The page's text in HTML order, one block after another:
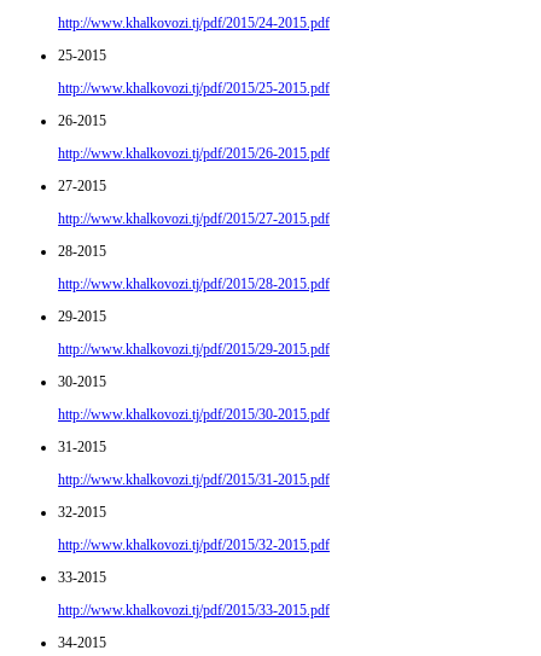
http://www.khalkovozi.tj/pdf/2015/24-2015.pdf
25-2015
http://www.khalkovozi.tj/pdf/2015/25-2015.pdf
26-2015
http://www.khalkovozi.tj/pdf/2015/26-2015.pdf
27-2015
http://www.khalkovozi.tj/pdf/2015/27-2015.pdf
28-2015
http://www.khalkovozi.tj/pdf/2015/28-2015.pdf
29-2015
http://www.khalkovozi.tj/pdf/2015/29-2015.pdf
30-2015
http://www.khalkovozi.tj/pdf/2015/30-2015.pdf
31-2015
http://www.khalkovozi.tj/pdf/2015/31-2015.pdf
32-2015
http://www.khalkovozi.tj/pdf/2015/32-2015.pdf
33-2015
http://www.khalkovozi.tj/pdf/2015/33-2015.pdf
34-2015